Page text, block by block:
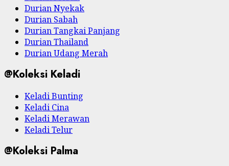
Durian Nyekak
Durian Sabah
Durian Tangkai Panjang
Durian Thailand
Durian Udang Merah
@Koleksi Keladi
Keladi Bunting
Keladi Cina
Keladi Merawan
Keladi Telur
@Koleksi Palma